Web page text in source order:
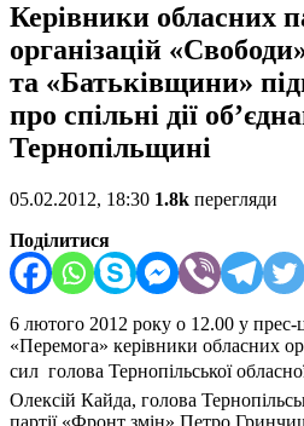
Керівники обласних
організацій
та «Батьківщини»
про спільні дії
Тернопільщині
05.02.2012, 18:30 1.8k перегляди
Поділитися
6 лютого 2012 року о 12.00 у прес-
«Перемога» керівники обласних
сил  голова Тернопільської
Олексій Кайда, голова